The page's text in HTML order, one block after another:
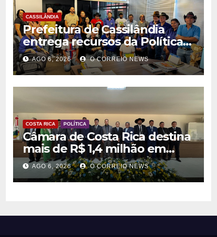
CASSILÂNDIA
Prefeitura de Cassilândia
entrega recursos da Política
Nacional Aldir Blanc a
agentes culturais
AGO 6, 2026 O CORREIO NEWS
COSTA RICA POLÍTICA
Câmara de Costa Rica destina
mais de R$ 1,4 milhão em
emendas para investimentos
em diversas áreas
AGO 6, 2026 O CORREIO NEWS